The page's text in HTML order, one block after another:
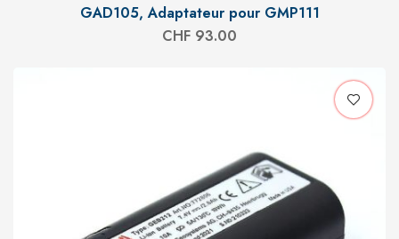
GAD105, Adaptateur pour GMP111
CHF 93.00